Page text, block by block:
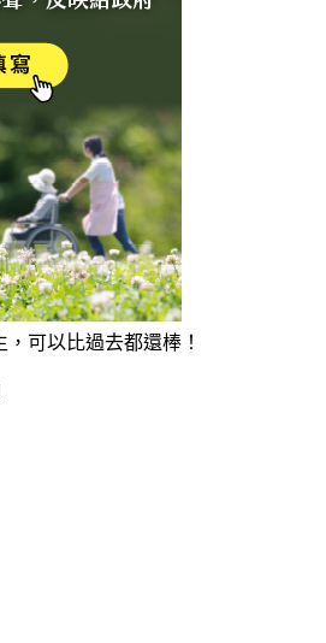
可以比過去都還棒！